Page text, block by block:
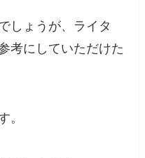
しょうが、ライタ
考にしていただけた
。